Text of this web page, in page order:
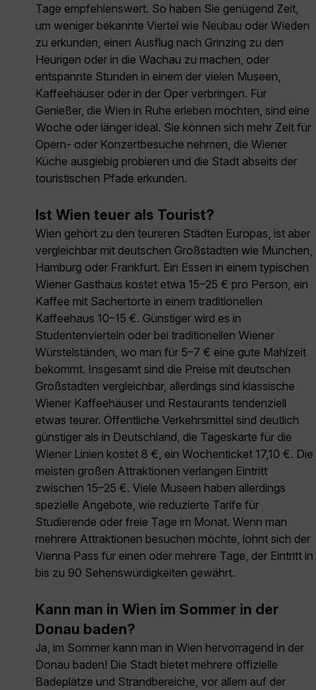
Tage empfehlenswert. So haben Sie genügend Zeit,
um weniger bekannte Viertel wie Neubau oder Wieden
zu erkunden, einen Ausflug nach Grinzing zu den
Heurigen oder in die Wachau zu machen, oder
entspannte Stunden in einem der vielen Museen,
Kaffeehäuser oder in der Oper verbringen. Für
Genießer, die Wien in Ruhe erleben möchten, sind eine
Woche oder länger ideal. Sie können sich mehr Zeit für
Opern- oder Konzertbesuche nehmen, die Wiener
Küche ausgiebig probieren und die Stadt abseits der
touristischen Pfade erkunden.
Ist Wien teuer als Tourist?
Wien gehört zu den teureren Städten Europas, ist aber
vergleichbar mit deutschen Großstädten wie München,
Hamburg oder Frankfurt. Ein Essen in einem typischen
Wiener Gasthaus kostet etwa 15–25 € pro Person, ein
Kaffee mit Sachertorte in einem traditionellen
Kaffeehaus 10–15 €. Günstiger wird es in
Studentenvierteln oder bei traditionellen Wiener
Würstelständen, wo man für 5–7 € eine gute Mahlzeit
bekommt. Insgesamt sind die Preise mit deutschen
Großstädten vergleichbar, allerdings sind klassische
Wiener Kaffeehäuser und Restaurants tendenziell
etwas teurer. Öffentliche Verkehrsmittel sind deutlich
günstiger als in Deutschland, die Tageskarte für die
Wiener Linien kostet 8 €, ein Wochenticket 17,10 €. Die
meisten großen Attraktionen verlangen Eintritt
zwischen 15–25 €. Viele Museen haben allerdings
spezielle Angebote, wie reduzierte Tarife für
Studierende oder freie Tage im Monat. Wenn man
mehrere Attraktionen besuchen möchte, lohnt sich der
Vienna Pass für einen oder mehrere Tage, der Eintritt in
bis zu 90 Sehenswürdigkeiten gewährt.
Kann man in Wien im Sommer in der
Donau baden?
Ja, im Sommer kann man in Wien hervorragend in der
Donau baden! Die Stadt bietet mehrere offizielle
Badeplätze und Strandbereiche, vor allem auf der